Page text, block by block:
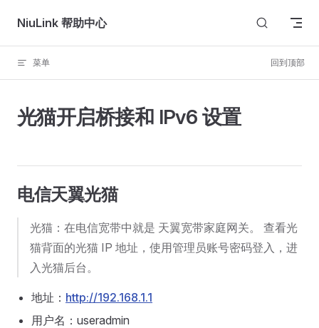
Skip to content
NiuLink 帮助中心
菜单 回到顶部
光猫开启桥接和 IPv6 设置
电信天翼光猫
光猫：在电信宽带中就是 天翼宽带家庭网关。 查看光
猫背面的光猫 IP 地址，使用管理员账号密码登入，进
入光猫后台。
地址： http://192.168.1.1
用户名：useradmin